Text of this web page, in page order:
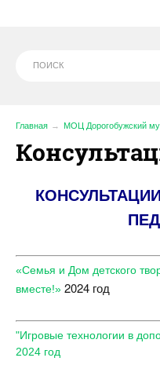
Главная МОЦ Дорогобужский
«Семья и Дом детского
вместе!»​ 2024 год
"Игровые технологии в
2024 год